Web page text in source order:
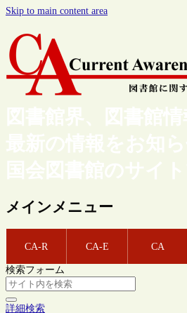
Skip to main content area
図書館界、図書館
最新の情報をお知
国会図書館のサイト
メインメニュー
CA-R CA-E CA
検索フォーム
詳細検索